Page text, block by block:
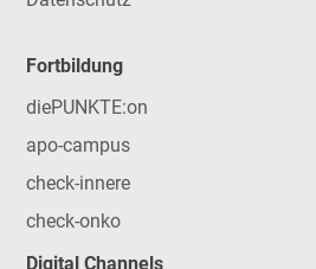
Fortbildung
diePUNKTE:on
apo-campus
check-innere
check-onko
Digital Channels